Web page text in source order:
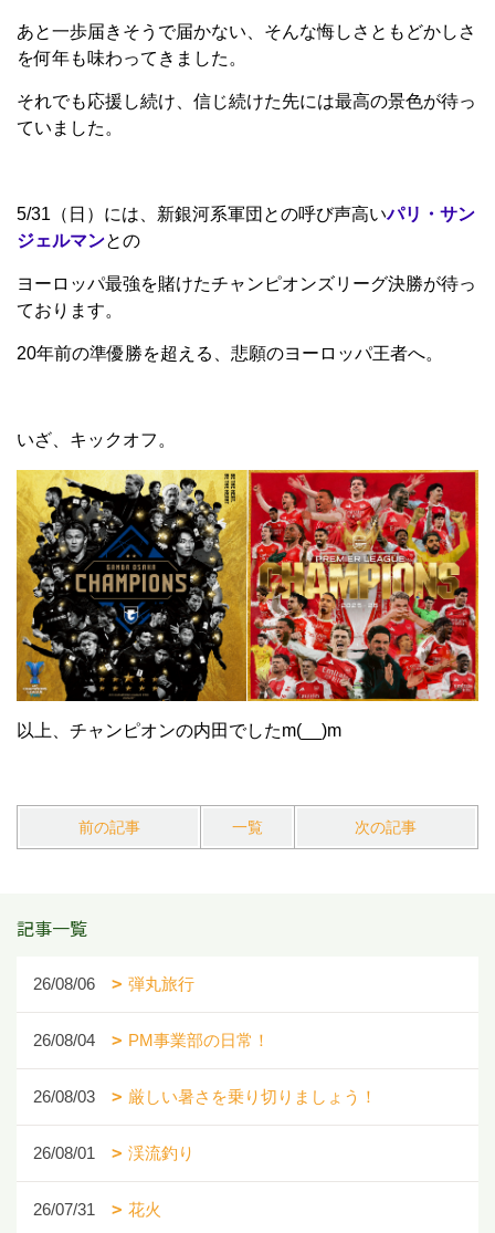
あと一歩届きそうで届かない、そんな悔しさともどかしさ
を何年も味わってきました。
それでも応援し続け、信じ続けた先には最高の景色が待っ
ていました。
5/31（日）には、新銀河系軍団との呼び声高いパリ・サン
ジェルマンとの
ヨーロッパ最強を賭けたチャンピオンズリーグ決勝が待っ
ております。
20年前の準優勝を超える、悲願のヨーロッパ王者へ。
いざ、キックオフ。
以上、チャンピオンの内田でしたm(__)m
前の記事 一覧 次の記事
記事一覧
26/08/06 弾丸旅行
26/08/04 PM事業部の日常！
26/08/03 厳しい暑さを乗り切りましょう！
26/08/01 渓流釣り
26/07/31 花火